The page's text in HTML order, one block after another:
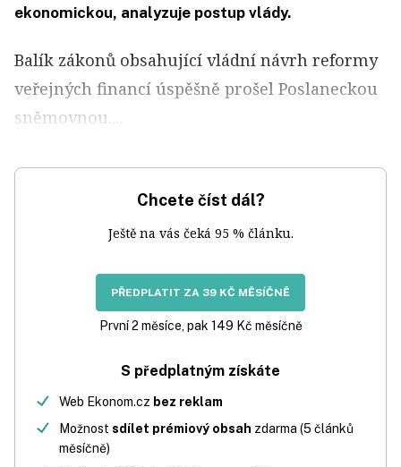
ekonomickou, analyzuje postup vlády.
Balík zákonů obsahující vládní návrh reformy
veřejných financí úspěšně prošel Poslaneckou
sněmovnou....
Chcete číst dál?
Ještě na vás čeká 95 % článku.
PŘEDPLATIT ZA 39 KČ MĚSÍČNĚ
První 2 měsíce, pak 149 Kč měsíčně
S předplatným získáte
Web Ekonom.cz bez reklam
Možnost sdílet prémiový obsah zdarma (5 článků
měsíčně)